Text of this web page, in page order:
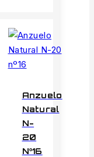
Anzuelo
Natural
N-
20
Nº16